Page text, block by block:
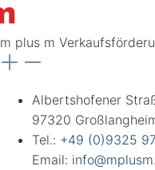
m plus m
Albertshofener
97320
Tel.: +49 (0)9325
Email: